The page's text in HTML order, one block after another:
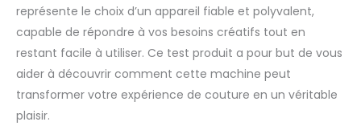
représente le choix d’un appareil fiable et polyvalent,
capable de répondre à vos besoins créatifs tout en
restant facile à utiliser. Ce test produit a pour but de vous
aider à découvrir comment cette machine peut
transformer votre expérience de couture en un véritable
plaisir.